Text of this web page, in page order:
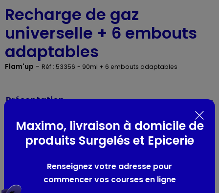
Recharge de gaz
universelle + 6 embouts
adaptables
Flam'up - Réf : 53356 - 90ml + 6 embouts adaptables
Présentation
Recharge de Gaz de 90 ML. Grâce à ses 5 embouts
universels présents dans le capuchon, vous pouvez
recharger tous les produits fonctionnant au gaz.
Composition / Ingrédients / Allergènes
Butane, Propane
Maximo, livraison à domicile de
produits Surgelés et Epicerie
Renseignez votre adresse pour
commencer vos courses en ligne